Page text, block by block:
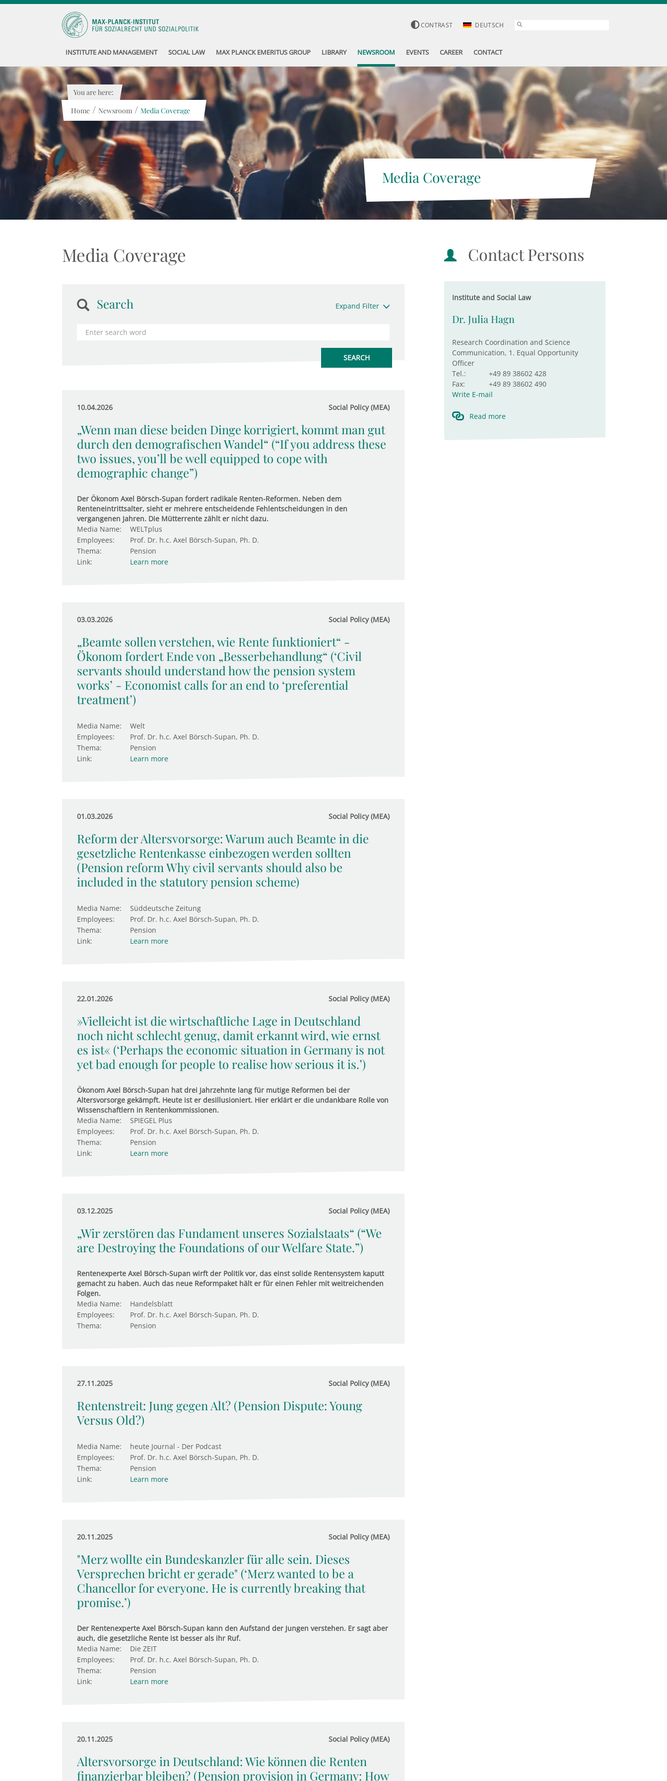
CONTRAST DEUTSCH
INSTITUTE AND MANAGEMENT SOCIAL LAW MAX PLANCK EMERITUS GROUP LIBRARY NEWSROOM EVENTS CAREER CONTACT
Media Coverage
You are here:
Home / Newsroom / Media Coverage
Media Coverage
Search Expand Filter
10.04.2026 Social Policy (MEA)
„Wenn man diese beiden Dinge korrigiert, kommt man gut
durch den demografischen Wandel“ (“If you address these
two issues, you’ll be well equipped to cope with
demographic change”)
Der Ökonom Axel Börsch-Supan fordert radikale Renten-Reformen. Neben dem
Renteneintrittsalter, sieht er mehrere entscheidende Fehlentscheidungen in den
vergangenen Jahren. Die Mütterrente zählt er nicht dazu.
Media Name:
WELTplus
Employees:
Prof. Dr. h.c. Axel Börsch-Supan, Ph. D.
Thema:
Pension
Link:
Learn more
03.03.2026 Social Policy (MEA)
„Beamte sollen verstehen, wie Rente funktioniert“ -
Ökonom fordert Ende von „Besserbehandlung“ (‘Civil
servants should understand how the pension system
works’ - Economist calls for an end to ‘preferential
treatment’)
Media Name:
Welt
Employees:
Prof. Dr. h.c. Axel Börsch-Supan, Ph. D.
Thema:
Pension
Link:
Learn more
01.03.2026 Social Policy (MEA)
Reform der Altersvorsorge: Warum auch Beamte in die
gesetzliche Rentenkasse einbezogen werden sollten
(Pension reform Why civil servants should also be
included in the statutory pension scheme)
Media Name:
Süddeutsche Zeitung
Employees:
Prof. Dr. h.c. Axel Börsch-Supan, Ph. D.
Thema:
Pension
Link:
Learn more
22.01.2026 Social Policy (MEA)
»Vielleicht ist die wirtschaftliche Lage in Deutschland
noch nicht schlecht genug, damit erkannt wird, wie ernst
es ist« (‘Perhaps the economic situation in Germany is not
yet bad enough for people to realise how serious it is.’)
Ökonom Axel Börsch-Supan hat drei Jahrzehnte lang für mutige Reformen bei der
Altersvorsorge gekämpft. Heute ist er desillusioniert. Hier erklärt er die undankbare Rolle von
Wissenschaftlern in Rentenkommissionen.
Media Name:
SPIEGEL Plus
Employees:
Prof. Dr. h.c. Axel Börsch-Supan, Ph. D.
Thema:
Pension
Link:
Learn more
03.12.2025 Social Policy (MEA)
„Wir zerstören das Fundament unseres Sozialstaats“ (“We
are Destroying the Foundations of our Welfare State.”)
Rentenexperte Axel Börsch-Supan wirft der Politik vor, das einst solide Rentensystem kaputt
gemacht zu haben. Auch das neue Reformpaket hält er für einen Fehler mit weitreichenden
Folgen.
Media Name:
Handelsblatt
Employees:
Prof. Dr. h.c. Axel Börsch-Supan, Ph. D.
Thema:
Pension
27.11.2025 Social Policy (MEA)
Rentenstreit: Jung gegen Alt? (Pension Dispute: Young
Versus Old?)
Media Name:
heute Journal - Der Podcast
Employees:
Prof. Dr. h.c. Axel Börsch-Supan, Ph. D.
Thema:
Pension
Link:
Learn more
20.11.2025 Social Policy (MEA)
"Merz wollte ein Bundeskanzler für alle sein. Dieses
Versprechen bricht er gerade" (‘Merz wanted to be a
Chancellor for everyone. He is currently breaking that
promise.’)
Der Rentenexperte Axel Börsch-Supan kann den Aufstand der Jungen verstehen. Er sagt aber
auch, die gesetzliche Rente ist besser als ihr Ruf.
Media Name:
Die ZEIT
Employees:
Prof. Dr. h.c. Axel Börsch-Supan, Ph. D.
Thema:
Pension
Link:
Learn more
20.11.2025 Social Policy (MEA)
Altersvorsorge in Deutschland: Wie können die Renten
finanzierbar bleiben? (Pension provision in Germany: How
Contact Persons
Institute and Social Law
Dr. Julia Hagn
Research Coordination and Science
Communication, 1. Equal Opportunity
Officer
Tel.:
+49 89 38602 428
Fax:
+49 89 38602 490
Write E-mail
Read more